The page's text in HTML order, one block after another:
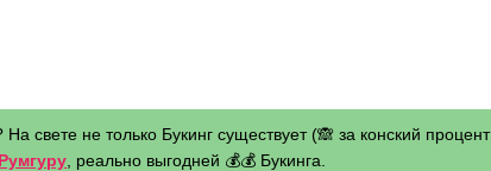
свете не только Букинг существует (🙈 за конский процент
Румгуру , реально выгодней 💰💰 Букинга.